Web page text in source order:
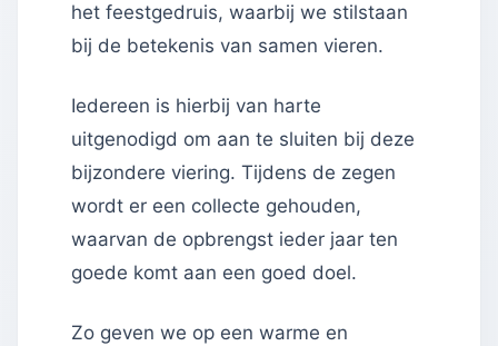
het feestgedruis, waarbij we stilstaan
bij de betekenis van samen vieren.
Iedereen is hierbij van harte
uitgenodigd om aan te sluiten bij deze
bijzondere viering. Tijdens de zegen
wordt er een collecte gehouden,
waarvan de opbrengst ieder jaar ten
goede komt aan een goed doel.
Zo geven we op een warme en